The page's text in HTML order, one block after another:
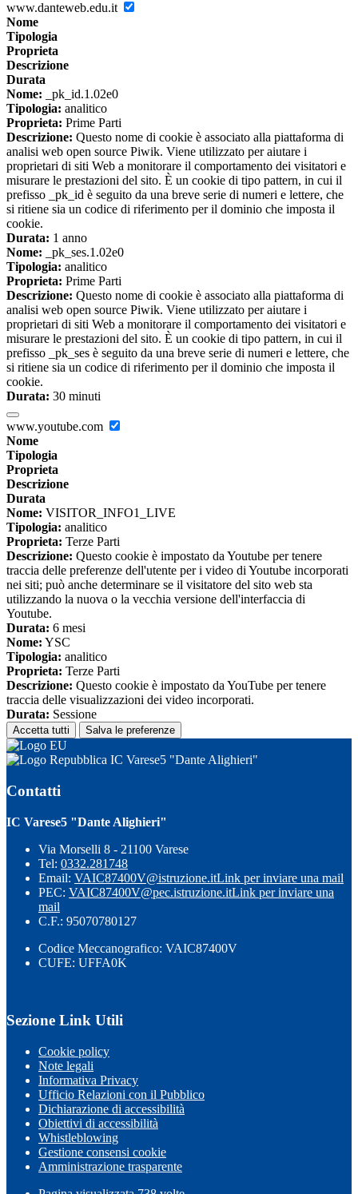
www.danteweb.edu.it
Nome
Tipologia
Proprieta
Descrizione
Durata
Nome: _pk_id.1.02e0
Tipologia: analitico
Proprieta: Prime Parti
Descrizione: Questo nome di cookie è associato alla piattaforma di
analisi web open source Piwik. Viene utilizzato per aiutare i
proprietari di siti Web a monitorare il comportamento dei visitatori e
misurare le prestazioni del sito. È un cookie di tipo pattern, in cui il
prefisso _pk_id è seguito da una breve serie di numeri e lettere, che
si ritiene sia un codice di riferimento per il dominio che imposta il
cookie.
Durata: 1 anno
Nome: _pk_ses.1.02e0
Tipologia: analitico
Proprieta: Prime Parti
Descrizione: Questo nome di cookie è associato alla piattaforma di
analisi web open source Piwik. Viene utilizzato per aiutare i
proprietari di siti Web a monitorare il comportamento dei visitatori e
misurare le prestazioni del sito. È un cookie di tipo pattern, in cui il
prefisso _pk_ses è seguito da una breve serie di numeri e lettere, che
si ritiene sia un codice di riferimento per il dominio che imposta il
cookie.
Durata: 30 minuti
www.youtube.com
Nome
Tipologia
Proprieta
Descrizione
Durata
Nome: VISITOR_INFO1_LIVE
Tipologia: analitico
Proprieta: Terze Parti
Descrizione: Questo cookie è impostato da Youtube per tenere
traccia delle preferenze dell'utente per i video di Youtube incorporati
nei siti; può anche determinare se il visitatore del sito web sta
utilizzando la nuova o la vecchia versione dell'interfaccia di
Youtube.
Durata: 6 mesi
Nome: YSC
Tipologia: analitico
Proprieta: Terze Parti
Descrizione: Questo cookie è impostato da YouTube per tenere
traccia delle visualizzazioni dei video incorporati.
Durata: Sessione
Accetta tutti Salva le preferenze
IC Varese5 "Dante Alighieri"
Contatti
IC Varese5 "Dante Alighieri"
Via Morselli 8 - 21100 Varese
Tel: 0332.281748
Email: VAIC87400V@istruzione.itLink per inviare una mail
PEC: VAIC87400V@pec.istruzione.itLink per inviare una
mail
C.F.: 95070780127
Codice Meccanografico: VAIC87400V
CUFE: UFFA0K
Sezione Link Utili
Cookie policy
Note legali
Informativa Privacy
Ufficio Relazioni con il Pubblico
Dichiarazione di accessibilità
Obiettivi di accessibilità
Whistleblowing
Gestione consensi cookie
Amministrazione trasparente